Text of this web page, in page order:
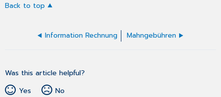
Back to top
Information Rechnung Mahngebühren
Was this article helpful?
Yes
No